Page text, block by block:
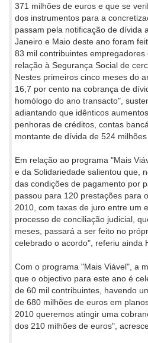
371 milhões de euros e que se
dos instrumentos para a
passam pela notificação de dívida
Janeiro e Maio deste ano foram
83 mil contribuintes
relação à Segurança Social de
Nestes primeiros cinco meses do
16,7 por cento na cobrança de
homólogo do ano transacto",
adiantando que idênticos
penhoras de créditos, contas
montante de dívida de 524 milhões
Em relação ao programa "Mais
e da Solidariedade salientou que,
das condições de pagamento por
passou para 120 prestações para
2010, com taxas de juro entre um
processo de conciliação judicial,
meses, passará a ser feito no
celebrado o acordo", referiu ainda
Com o programa "Mais Viável", a
que o objectivo para este ano é
de 60 mil contribuintes, havendo
de 680 milhões de euros em
2010 queremos atingir uma
dos 210 milhões de euros",